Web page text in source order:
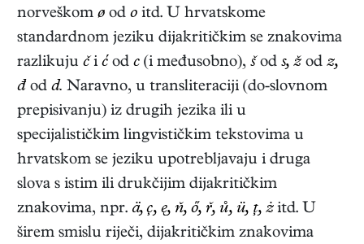
norveškom ø od o itd. U hrvatskome
standardnom jeziku dijakritičkim se znakovima
razlikuju či ć od c (i međusobno), š od s, ž od z,
đ od d. Naravno, u transliteraciji (do-slovnom
prepisivanju) iz drugih jezika ili u
specijalističkim lingvističkim tekstovima u
hrvatskom se jeziku upotrebljavaju i druga
slova s istim ili drukčijim dijakritičkim
znakovima, npr. ä, ç, ę, ň, ő, ř, ů, ü, ţ, żitd. U
širem smislu riječi, dijakritičkim znakovima